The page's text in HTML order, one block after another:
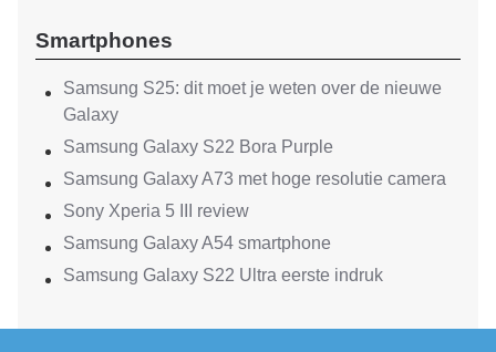
Smartphones
Samsung S25: dit moet je weten over de nieuwe
Galaxy
Samsung Galaxy S22 Bora Purple
Samsung Galaxy A73 met hoge resolutie camera
Sony Xperia 5 III review
Samsung Galaxy A54 smartphone
Samsung Galaxy S22 Ultra eerste indruk